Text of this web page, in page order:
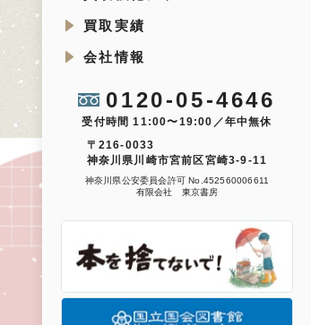
買取実績
会社情報
0120-05-4646
受付時間 11:00〜19:00／年中無休
〒216-0033
神奈川県川崎市宮前区宮崎3-9-11
神奈川県公安委員会許可 No.452560006611
有限会社 東京書房